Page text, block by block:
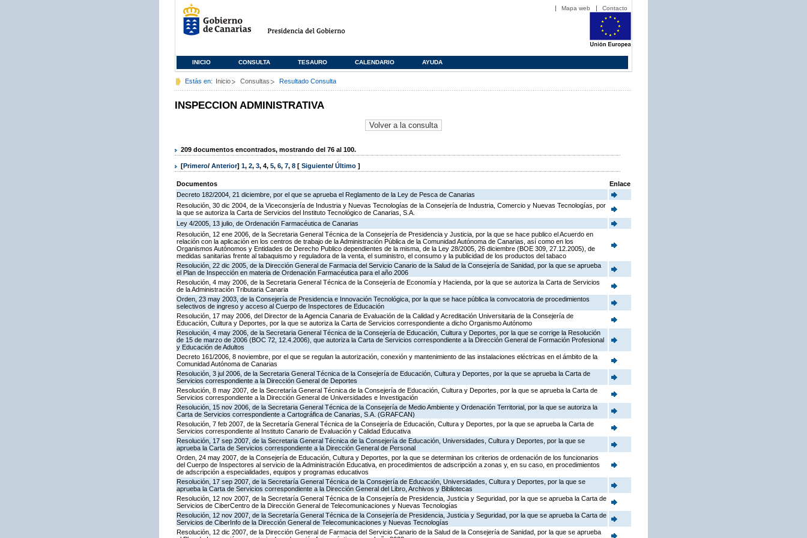
Mapa web Contacto
INICIO CONSULTA TESAURO CALENDARIO AYUDA
Estás en: Inicio Consultas Resultado Consulta
INSPECCION ADMINISTRATIVA
209 documentos encontrados, mostrando del 76 al 100.
[Primero/ Anterior] 1, 2, 3, 4, 5, 6, 7, 8 [ Siguiente/ Último ]
Documentos
Enlace
Decreto 182/2004, 21 diciembre, por el que se aprueba el Reglamento de la Ley de Pesca de Canarias
Resolución, 30 dic 2004, de la Viceconsjería de Industria y Nuevas Tecnologías de la Consejería de Industria, Comercio y Nuevas Tecnologías, por
la que se autoriza la Carta de Servicios del Instituto Tecnológico de Canarias, S.A.
Ley 4/2005, 13 julio, de Ordenación Farmacéutica de Canarias
Resolución, 12 ene 2006, de la Secretaria General Técnica de la Consejería de Presidencia y Justicia, por la que se hace publico el Acuerdo en
relación con la aplicación en los centros de trabajo de la Administración Pública de la Comunidad Autónoma de Canarias, así como en los
Organismos Autónomos y Entidades de Derecho Publico dependientes de la misma, de la Ley 28/2005, 26 diciembre (BOE 309, 27.12.2005), de
medidas sanitarias frente al tabaquismo y reguladora de la venta, el suministro, el consumo y la publicidad de los productos del tabaco
Resolución, 22 dic 2005, de la Dirección General de Farmacia del Servicio Canario de la Salud de la Consejería de Sanidad, por la que se aprueba
el Plan de Inspección en materia de Ordenación Farmacéutica para el año 2006
Resolución, 4 may 2006, de la Secretaria General Técnica de la Consejería de Economía y Hacienda, por la que se autoriza la Carta de Servicios
de la Administración Tributaria Canaria
Orden, 23 may 2003, de la Consejería de Presidencia e Innovación Tecnológica, por la que se hace pública la convocatoria de procedimientos
selectivos de ingreso y acceso al Cuerpo de Inspectores de Educación
Resolución, 17 may 2006, del Director de la Agencia Canaria de Evaluación de la Calidad y Acreditación Universitaria de la Consejería de
Educación, Cultura y Deportes, por la que se autoriza la Carta de Servicios correspondiente a dicho Organismo Autónomo
Resolución, 4 may 2006, de la Secretaria General Técnica de la Consejería de Educación, Cultura y Deportes, por la que se corrige la Resolución
de 15 de marzo de 2006 (BOC 72, 12.4.2006), que autoriza la Carta de Servicios correspondiente a la Dirección General de Formación Profesional
y Educación de Adultos
Decreto 161/2006, 8 noviembre, por el que se regulan la autorización, conexión y mantenimiento de las instalaciones eléctricas en el ámbito de la
Comunidad Autónoma de Canarias
Resolución, 3 jul 2006, de la Secretaria General Técnica de la Consejería de Educación, Cultura y Deportes, por la que se aprueba la Carta de
Servicios correspondiente a la Dirección General de Deportes
Resolución, 8 may 2007, de la Secretaría General Técnica de la Consejería de Educación, Cultura y Deportes, por la que se aprueba la Carta de
Servicios correspondiente a la Dirección General de Universidades e Investigación
Resolución, 15 nov 2006, de la Secretaria General Técnica de la Consejería de Medio Ambiente y Ordenación Territorial, por la que se autoriza la
Carta de Servicios correspondiente a Cartográfica de Canarias, S.A. (GRAFCAN)
Resolución, 7 feb 2007, de la Secretaría General Técnica de la Consejería de Educación, Cultura y Deportes, por la que se aprueba la Carta de
Servicios correspondiente al Instituto Canario de Evaluación y Calidad Educativa
Resolución, 17 sep 2007, de la Secretaria General Técnica de la Consejería de Educación, Universidades, Cultura y Deportes, por la que se
aprueba la Carta de Servicios correspondiente a la Dirección General de Personal
Orden, 24 may 2007, de la Consejería de Educación, Cultura y Deportes, por la que se determinan los criterios de ordenación de los funcionarios
del Cuerpo de Inspectores al servicio de la Administración Educativa, en procedimientos de adscripción a zonas y, en su caso, en procedimientos
de adscripción a especialidades, equipos y programas educativos
Resolución, 17 sep 2007, de la Secretaría General Técnica de la Consejería de Educación, Universidades, Cultura y Deportes, por la que se
aprueba la Carta de Servicios correspondiente a la Dirección General del Libro, Archivos y Bibliotecas
Resolución, 12 nov 2007, de la Secretaría General Técnica de la Consejería de Presidencia, Justicia y Seguridad, por la que se aprueba la Carta de
Servicios de CiberCentro de la Dirección General de Telecomunicaciones y Nuevas Tecnologías
Resolución, 12 nov 2007, de la Secretaría General Técnica de la Consejería de Presidencia, Justicia y Seguridad, por la que se aprueba la Carta de
Servicios de CiberInfo de la Dirección General de Telecomunicaciones y Nuevas Tecnologías
Resolución, 12 dic 2007, de la Dirección General de Farmacia del Servicio Canario de la Salud de la Consejería de Sanidad, por la que se aprueba